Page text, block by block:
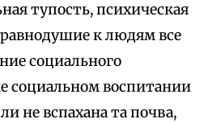
тупость, психическая
равнодушие к людям все
социального
социальном воспитании
не вспахана та почва,